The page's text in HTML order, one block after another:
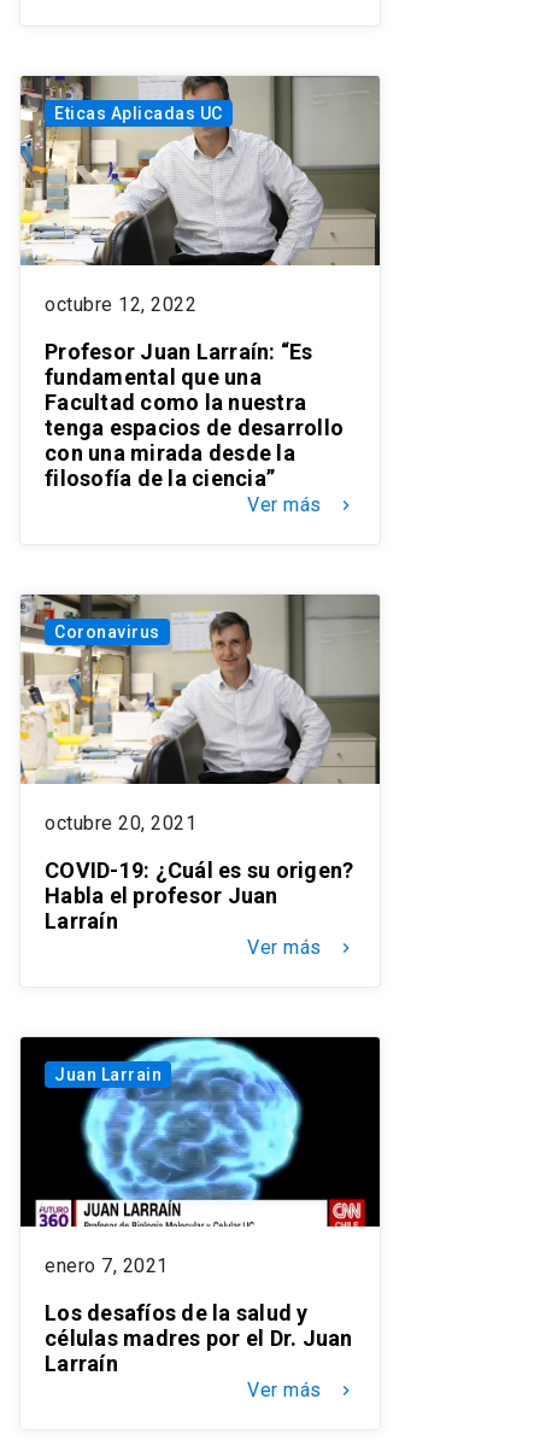
Eticas Aplicadas UC
octubre 12, 2022
Profesor Juan Larraín: “Es
fundamental que una
Facultad como la nuestra
tenga espacios de desarrollo
con una mirada desde la
filosofía de la ciencia”
Ver más keyboard_arrow_right
Coronavirus
octubre 20, 2021
COVID-19: ¿Cuál es su origen?
Habla el profesor Juan
Larraín
Ver más keyboard_arrow_right
Juan Larrain
enero 7, 2021
Los desafíos de la salud y
células madres por el Dr. Juan
Larraín
Ver más keyboard_arrow_right